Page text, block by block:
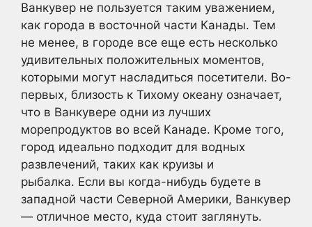
Ванкувер не пользуется таким уважением,
как города в восточной части Канады. Тем
не менее, в городе все еще есть несколько
удивительных положительных моментов,
которыми могут насладиться посетители. Во-
первых, близость к Тихому океану означает,
что в Ванкувере одни из лучших
морепродуктов во всей Канаде. Кроме того,
город идеально подходит для водных
развлечений, таких как круизы и
рыбалка. Если вы когда-нибудь будете в
западной части Северной Америки, Ванкувер
— отличное место, куда стоит заглянуть.